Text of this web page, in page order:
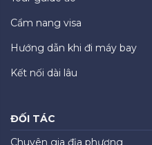
Cẩm nang visa
Hướng dẫn khi đi máy bay
Kết nối dài lâu
ĐỐI TÁC
Chuyên gia địa phương